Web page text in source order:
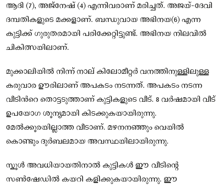
ആദി (7), അജ്നേഷ് (4) എന്നിവരാണ് മരിച്ചത്. അജയ്-ദേവി
ദമ്പതികളുടെ മക്കളാണ്. ബന്ധുവായ അഭിനയ(6) എന്ന
കുട്ടിക്ക് ഗുരുതരമായി പരിക്കേറ്റിട്ടുണ്ട്. അഭിനയ നിലവില്‍
ചികിത്സയിലാണ്.
മുക്കാലിയിൽ നിന്ന് നാല് കിലോമീറ്റർ വനത്തിനുള്ളിലുള്ള
കരുവാര ഊരിലാണ് അപകടം നടന്നത്. അപകടം നടന്ന
വീടിന്‍റെ തൊട്ടടുത്താണ് കുട്ടികളുടെ വീട്. 8 വർഷമായി വീട്
ഉപയോഗ ശൂന്യമായി കിടക്കുകയായിരുന്നു.
മേൽക്കൂരയില്ലാത്ത വീടാണ്. മഴനനഞ്ഞും വെയിൽ
കൊണ്ടും ദുർബലമായ അവസ്ഥയിലായിരുന്നു.
സ്കൂൾ അവധിയായതിനാൽ കുട്ടികൾ ഈ വീടിന്റെ
സൺഷേഡിൽ കയറി കളിക്കുകയായിരുന്നു. ഈ